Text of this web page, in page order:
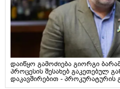
დაიწყო გამოძიება გიორგი
პროცესის შესახებ გაკეთებულ
დაკავშირებით - პროკურატურის